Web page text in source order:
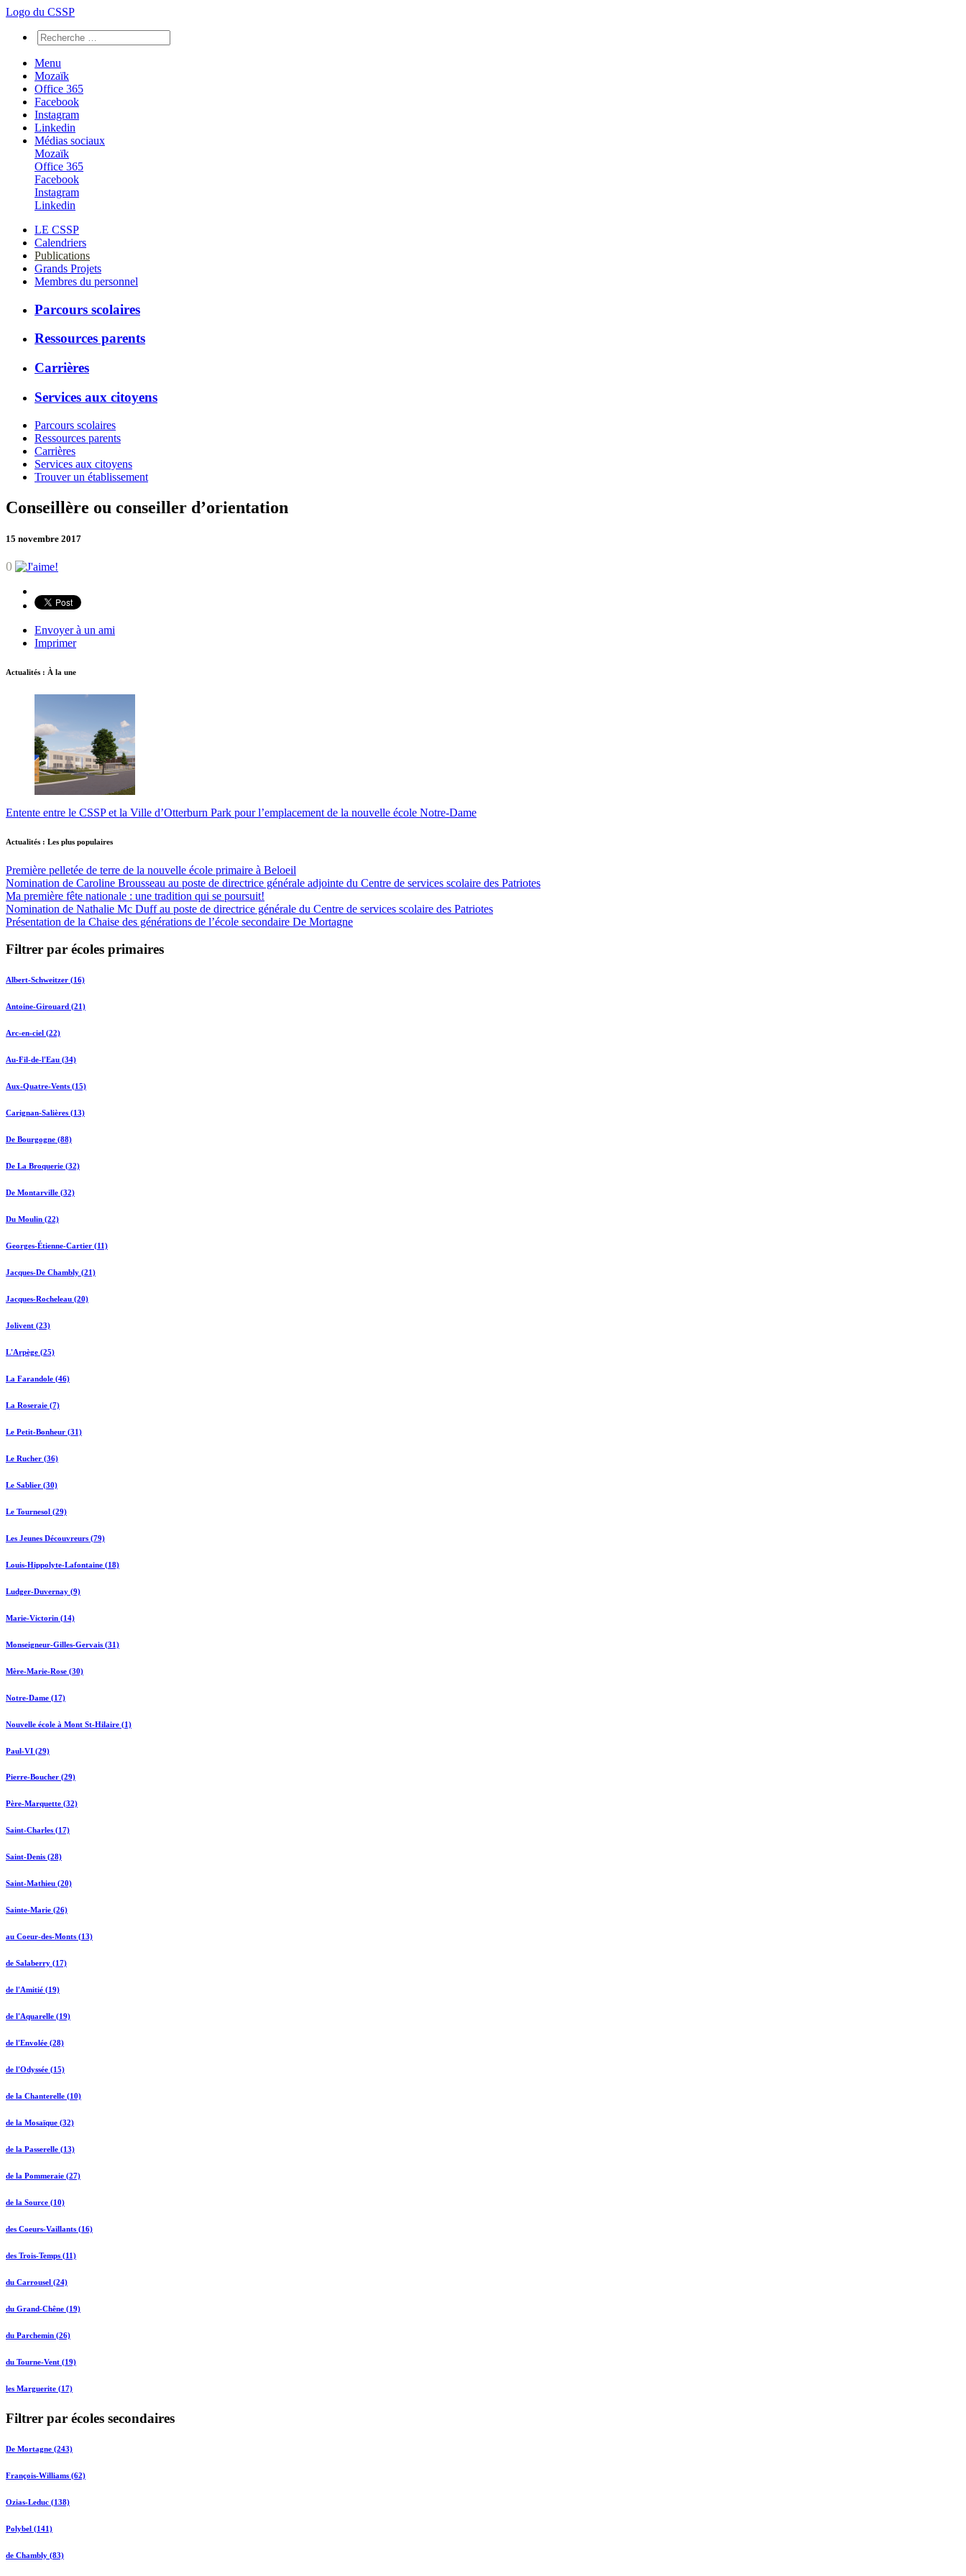
Logo du CSSP
Menu
Mozaïk
Office 365
Facebook
Instagram
Linkedin
Médias sociaux
Mozaïk
Office 365
Facebook
Instagram
Linkedin
LE CSSP
Calendriers
Publications
Grands Projets
Membres du personnel
Parcours scolaires
Ressources parents
Carrières
Services aux citoyens
Parcours scolaires
Ressources parents
Carrières
Services aux citoyens
Trouver un établissement
Conseillère ou conseiller d’orientation
15 novembre 2017
0
Envoyer à un ami
Imprimer
Actualités : À la une
Entente entre le CSSP et la Ville d’Otterburn Park pour l’emplacement de la nouvelle école Notre-Dame
Actualités : Les plus populaires
Première pelletée de terre de la nouvelle école primaire à Beloeil
Nomination de Caroline Brousseau au poste de directrice générale adjointe du Centre de services scolaire des Patriotes
Ma première fête nationale : une tradition qui se poursuit!
Nomination de Nathalie Mc Duff au poste de directrice générale du Centre de services scolaire des Patriotes
Présentation de la Chaise des générations de l’école secondaire De Mortagne
Filtrer par écoles primaires
Albert-Schweitzer (16)
Antoine-Girouard (21)
Arc-en-ciel (22)
Au-Fil-de-l'Eau (34)
Aux-Quatre-Vents (15)
Carignan-Salières (13)
De Bourgogne (88)
De La Broquerie (32)
De Montarville (32)
Du Moulin (22)
Georges-Étienne-Cartier (11)
Jacques-De Chambly (21)
Jacques-Rocheleau (20)
Jolivent (23)
L'Arpège (25)
La Farandole (46)
La Roseraie (7)
Le Petit-Bonheur (31)
Le Rucher (36)
Le Sablier (30)
Le Tournesol (29)
Les Jeunes Découvreurs (79)
Louis-Hippolyte-Lafontaine (18)
Ludger-Duvernay (9)
Marie-Victorin (14)
Monseigneur-Gilles-Gervais (31)
Mère-Marie-Rose (30)
Notre-Dame (17)
Nouvelle école à Mont St-Hilaire (1)
Paul-VI (29)
Pierre-Boucher (29)
Père-Marquette (32)
Saint-Charles (17)
Saint-Denis (28)
Saint-Mathieu (20)
Sainte-Marie (26)
au Coeur-des-Monts (13)
de Salaberry (17)
de l'Amitié (19)
de l'Aquarelle (19)
de l'Envolée (28)
de l'Odyssée (15)
de la Chanterelle (10)
de la Mosaïque (32)
de la Passerelle (13)
de la Pommeraie (27)
de la Source (10)
des Coeurs-Vaillants (16)
des Trois-Temps (11)
du Carrousel (24)
du Grand-Chêne (19)
du Parchemin (26)
du Tourne-Vent (19)
les Marguerite (17)
Filtrer par écoles secondaires
De Mortagne (243)
François-Williams (62)
Ozias-Leduc (138)
Polybel (141)
de Chambly (83)